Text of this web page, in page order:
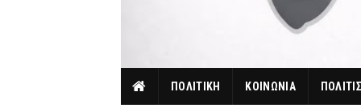
ΠΟΛΙΤΙΚΗ ΚΟΙΝΩΝΙΑ